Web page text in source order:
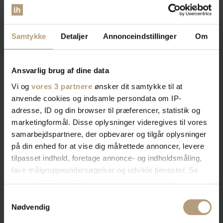
Samtykke Detaljer Annonceindstillinger Om
Ansvarlig brug af dine data
Vi og vores 3 partnere ønsker dit samtykke til at
anvende cookies og indsamle persondata om IP-
adresse, ID og din browser til præferencer, statistik og
marketingformål. Disse oplysninger videregives til vores
samarbejdspartnere, der opbevarer og tilgår oplysninger
på din enhed for at vise dig målrettede annoncer, levere
tilpasset indhold, foretage annonce- og indholdsmåling,
lave målgruppeundersøgelser og udvikle tjenester. Se
tilbage eller ændre indstillinger fra vores
"Cookiedeklaration", eller ved at trykke på "Privacy
Nødvendig